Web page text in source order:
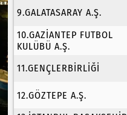
9.GALATASARAY A.Ş.
10.GAZİANTEP FUTBOL
KULÜBÜ A.Ş.
11.GENÇLERBİRLİĞİ
12.GÖZTEPE A.Ş.